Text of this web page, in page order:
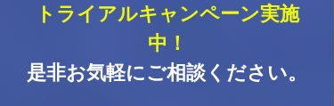
トライアルキャンペーン実施
中！
是非お気軽にご相談ください。